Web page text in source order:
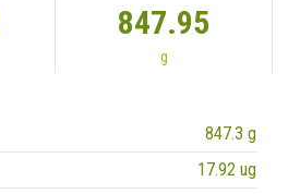
847.95
g
847.3 g
17.92 ug